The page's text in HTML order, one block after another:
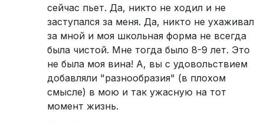
сейчас пьет. Да, никто не ходил и не
заступался за меня. Да, никто не ухаживал
за мной и моя школьная форма не всегда
была чистой. Мне тогда было 8-9 лет. Это
не была моя вина! А, вы с удовольствием
добавляли "разнообразия" (в плохом
смысле) в мою и так ужасную на тот
момент жизнь.